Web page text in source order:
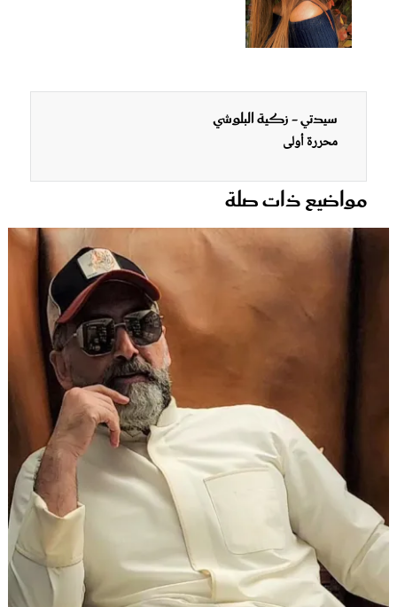
سيدتي - زكية البلوشي
محررة أولى
مواضيع ذات صلة